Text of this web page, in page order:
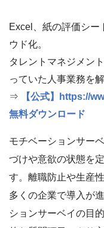
Excel、紙の評価シー
ウド化。
タレントマネジメン
っていた人事業務を解
⇒
【公式】https://
無料ダウンロード
モチベーションサー
づけや意欲の状態を
す。離職防止や生産
多くの企業で導入が
ションサーベイの目